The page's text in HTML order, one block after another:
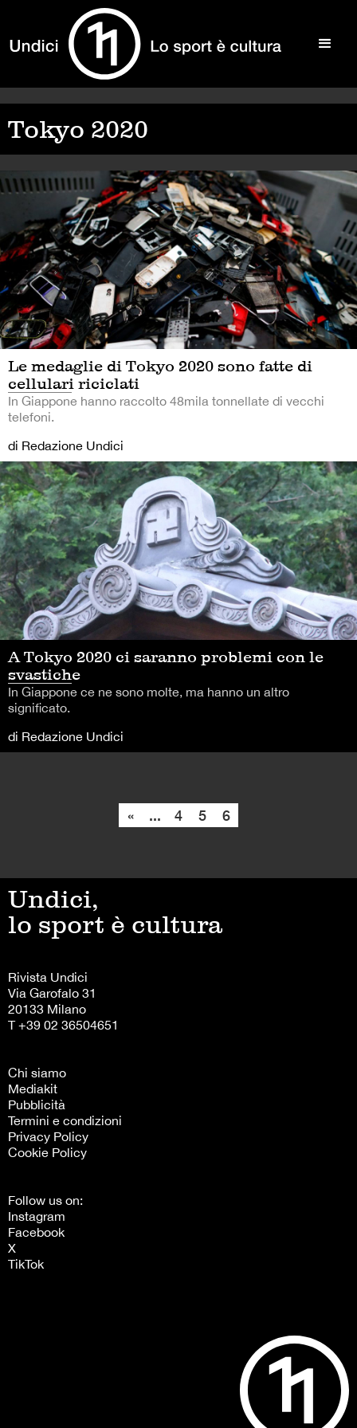
Tokyo 2020
Le medaglie di Tokyo 2020 sono fatte di
cellulari riciclati
In Giappone hanno raccolto 48mila tonnellate di vecchi
telefoni.
di Redazione Undici
A Tokyo 2020 ci saranno problemi con le
svastiche
In Giappone ce ne sono molte, ma hanno un altro
significato.
di Redazione Undici
« ... 4 5 6
Undici,
lo sport è cultura
Rivista Undici
Via Garofalo 31
20133 Milano
T +39 02 36504651
Chi siamo
Mediakit
Pubblicità
Termini e condizioni
Privacy Policy
Cookie Policy
Follow us on:
Instagram
Facebook
X
TikTok